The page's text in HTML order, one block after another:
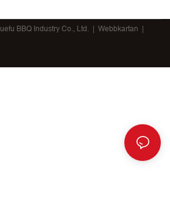
BBQ Industry Co., Ltd. | Webbkartan